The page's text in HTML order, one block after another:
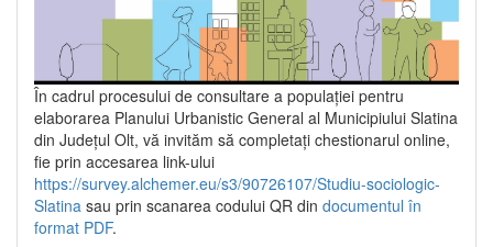
În cadrul procesului de consultare a populaţiei pentru
elaborarea Planului Urbanistic General al Municipiului Slatina
din Județul Olt, vă invităm să completați chestionarul online,
fie prin accesarea link-ului
https://survey.alchemer.eu/s3/90726107/Studiu-sociologic-
Slatina sau prin scanarea codului QR din documentul în
format PDF.